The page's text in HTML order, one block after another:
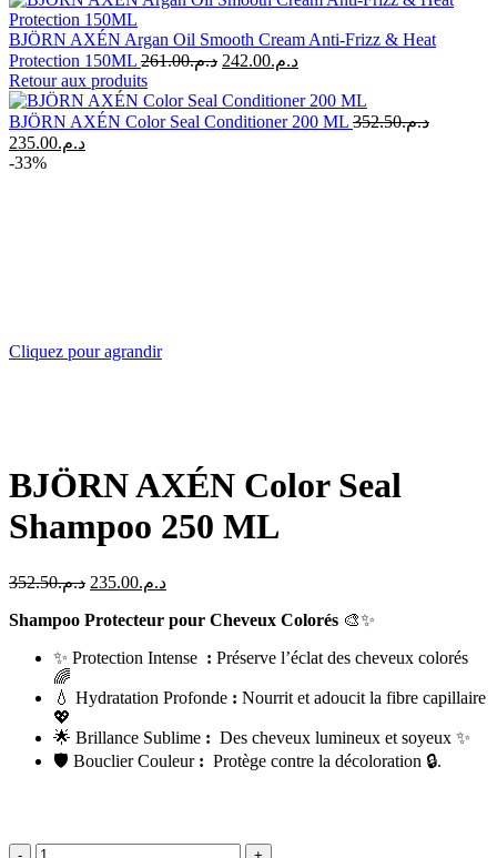
BJÖRN AXÉN Argan Oil Smooth Cream Anti-Frizz & Heat
Protection 150ML
د.م.261.00
Le
initial
était :
د.م.242.00
Le
actuel
est :
Retour aux produits
BJÖRN AXÉN Color Seal Conditioner 200 ML د.م.352.50
Le
prix
د.م.235.00
Le
-33%
Cliquez pour agrandir
BJÖRN AXÉN Color Seal
Shampoo 250 ML
د.م.352.50
Le
initial
د.م.352.50.
د.م.235.00
Le
actuel
د.م.235.00.
Shampoo Protecteur pour Cheveux Colorés 🎨✨
✨ Protection Intense : Préserve l’éclat des cheveux colorés
🌈
💧 Hydratation Profonde : Nourrit et adoucit la fibre capillaire
💖
🌟 Brillance Sublime : Des cheveux lumineux et soyeux ✨
🛡️ Bouclier Couleur : Protège contre la décoloration 🔒.
quantité